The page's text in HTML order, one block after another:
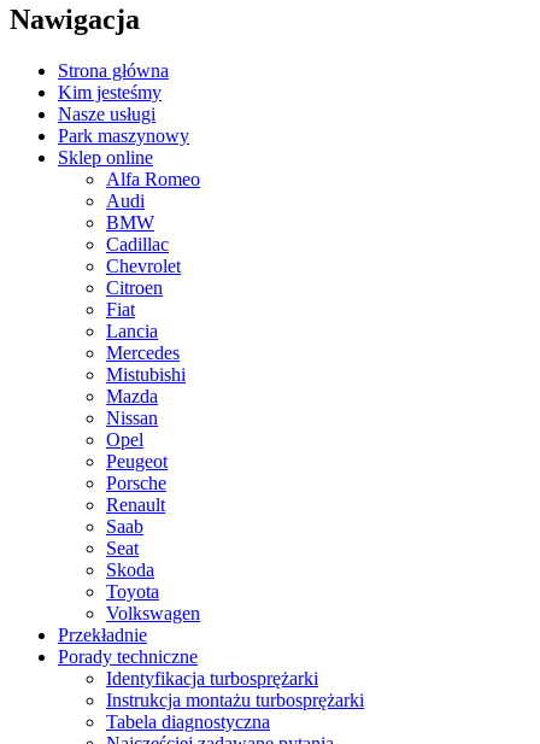
Nawigacja
Strona główna
Kim jesteśmy
Nasze usługi
Park maszynowy
Sklep online
Alfa Romeo
Audi
BMW
Cadillac
Chevrolet
Citroen
Fiat
Lancia
Mercedes
Mistubishi
Mazda
Nissan
Opel
Peugeot
Porsche
Renault
Saab
Seat
Skoda
Toyota
Volkswagen
Przekładnie
Porady techniczne
Identyfikacja turbosprężarki
Instrukcja montażu turbosprężarki
Tabela diagnostyczna